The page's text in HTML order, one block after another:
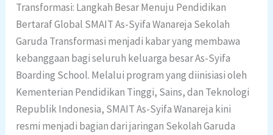
Transformasi: Langkah Besar Menuju Pendidikan
Bertaraf Global SMAIT As-Syifa Wanareja Sekolah
Garuda Transformasi menjadi kabar yang membawa
kebanggaan bagi seluruh keluarga besar As-Syifa
Boarding School. Melalui program yang diinisiasi oleh
Kementerian Pendidikan Tinggi, Sains, dan Teknologi
Republik Indonesia, SMAIT As-Syifa Wanareja kini
resmi menjadi bagian dari jaringan Sekolah Garuda